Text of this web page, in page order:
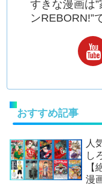
すきな漫画は
ンREBORN!”
おすすめ記事
人
し
【
漫